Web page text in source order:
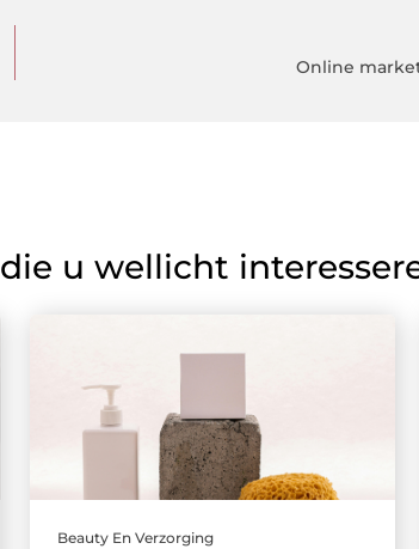
Online
die u wellicht
Beauty En Verzorging